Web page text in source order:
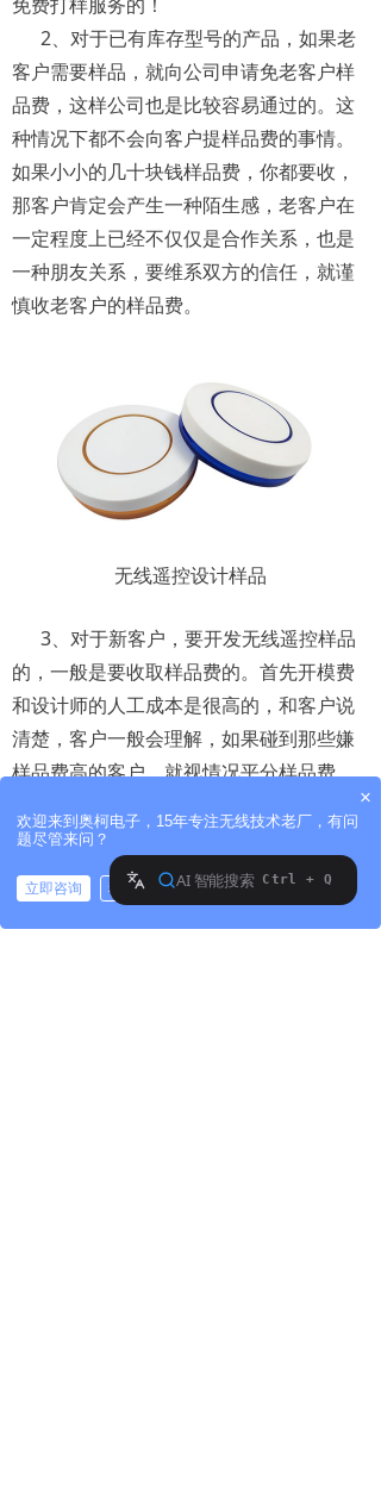
2、对于已有库存型号的产品，如果老
客户需要样品，就向公司申请免老客户样
品费，这样公司也是比较容易通过的。这
种情况下都不会向客户提样品费的事情。
如果小小的几十块钱样品费，你都要收，
那客户肯定会产生一种陌生感，老客户在
一定程度上已经不仅仅是合作关系，也是
一种朋友关系，要维系双方的信任，就谨
慎收老客户的样品费。
无线遥控设计样品
3、对于新客户，要开发无线遥控样品
的，一般是要收取样品费的。首先开模费
和设计师的人工成本是很高的，和客户说
清楚，客户一般会理解，如果碰到那些嫌
样品费高的客户，就视情况平分样品费，
量达到一定的数目，即将客户的样品费折
算成产品赠送给客户。
4、当然也不乏一些C端新客户是想买无
×
欢迎来到奥柯电子，15年专注无线技术老厂，有问
题尽管来问？
立即咨询
稍后再说
拨打电话